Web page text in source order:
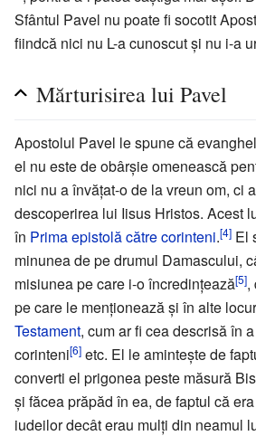
Sfântul Pavel nu poate fi socotit
fiindcă nici nu L-a cunoscut și nu i-a
Mărturisirea lui Pavel
Apostolul Pavel le spune că
el nu este de obârșie omenească
nici nu a învățat-o de la vreun om, ci
descoperirea lui Iisus Hristos. Acest
în Prima epistolă către corinteni.[4] El
minunea de pe drumul Damascului,
misiunea pe care i-o încredințează[5],
pe care le menționează și în alte
Testament, cum ar fi cea descrisă în
corinteni[6] etc. El le amintește de
converti el prigonea peste măsură
și făcea prăpăd în ea, de faptul că
iudeilor decât erau mulți din neamul